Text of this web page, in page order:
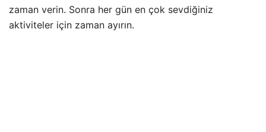
zaman verin. Sonra her gün en çok sevdiğiniz
aktiviteler için zaman ayırın.